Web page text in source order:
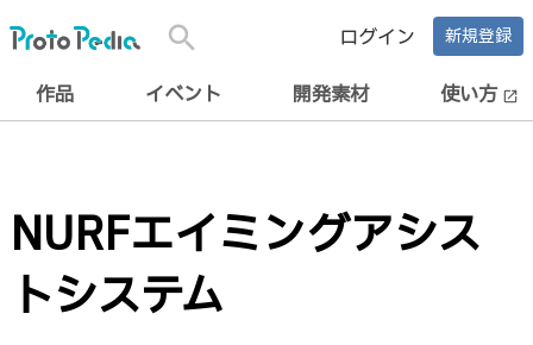
search ログイン 新規登録
作品 イベント 開発素材 使い方 open_in_new
NURFエイミングアシス
トシステム